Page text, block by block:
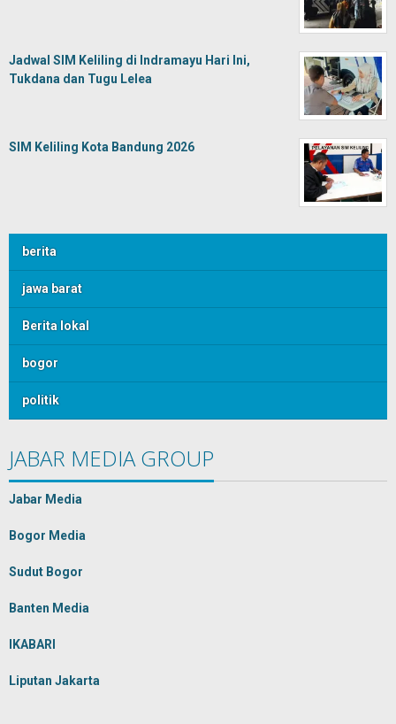
Jadwal SIM Keliling di Indramayu Hari Ini,
Tukdana dan Tugu Lelea
SIM Keliling Kota Bandung 2026
berita
jawa barat
Berita lokal
bogor
politik
JABAR MEDIA GROUP
Jabar Media
Bogor Media
Sudut Bogor
Banten Media
IKABARI
Liputan Jakarta